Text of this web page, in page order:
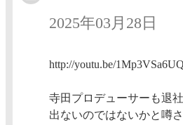
2025年03月28日
http://youtu.be/
寺田プロデューサーも退
出ないのではないかと噂